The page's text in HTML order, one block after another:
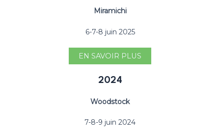
Miramichi
6-7-8 juin 2025
EN SAVOIR PLUS
2024
Woodstock
7-8-9 juin 2024